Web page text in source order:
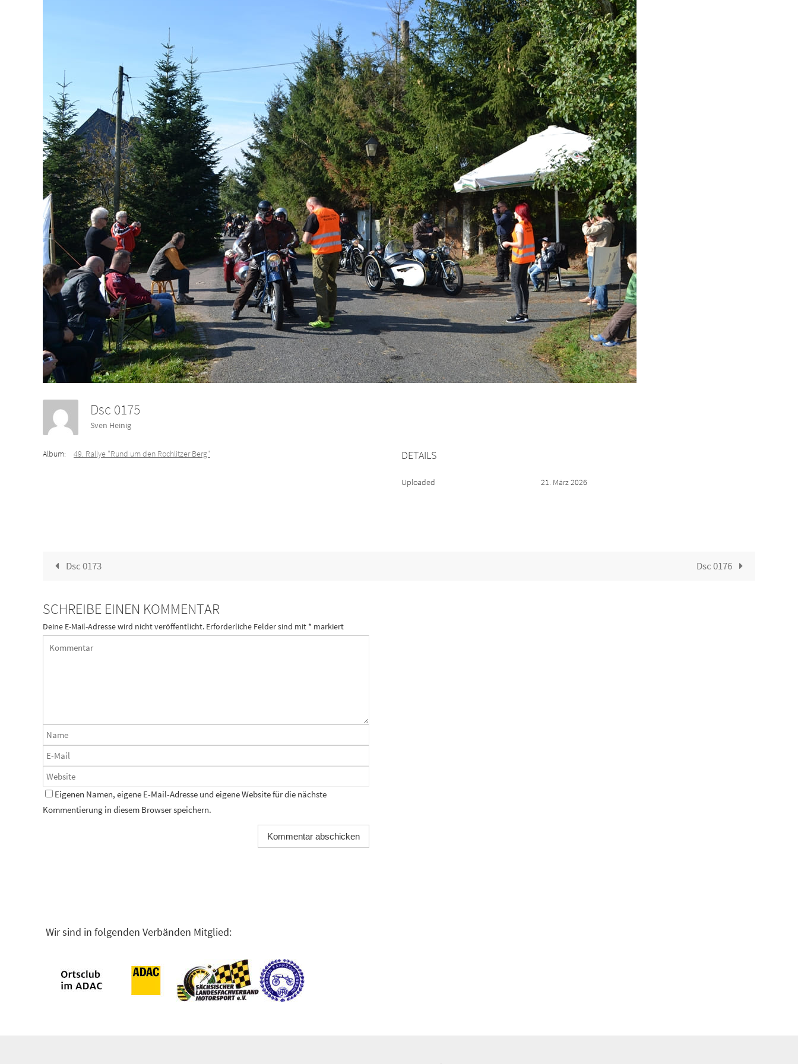
Dsc 0175
Sven Heinig
Album: 49. Rallye "Rund um den Rochlitzer Berg" DETAILS
Uploaded 21. März 2026
Dsc 0173 Dsc 0176
SCHREIBE EINEN KOMMENTAR
Deine E-Mail-Adresse wird nicht veröffentlicht. Erforderliche Felder sind mit * markiert
Eigenen Namen, eigene E-Mail-Adresse und eigene Website für die nächste
Kommentierung in diesem Browser speichern.
Wir sind in folgenden Verbänden Mitglied: